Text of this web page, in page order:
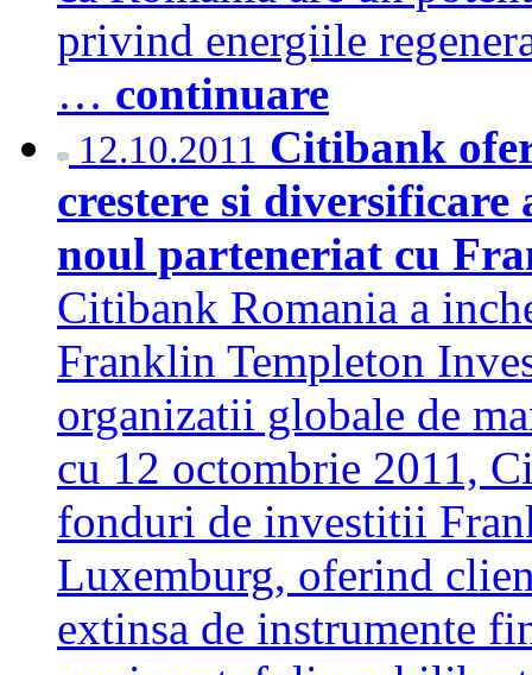
privind energiile
… continuare
12.10.2011 Citibank
crestere si
noul parteneriat cu
Citibank Romania a
Franklin Templeton
organizatii globale de
cu 12 octombrie 2011,
fonduri de investitii
Luxemburg, oferind
extinsa de instrumente